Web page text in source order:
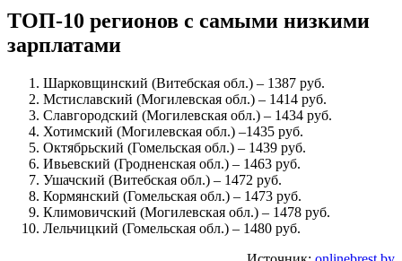
ТОП-10 регионов с самыми низкими
зарплатами
Шарковщинский (Витебская обл.) – 1387 руб.
Мстиславский (Могилевская обл.) – 1414 руб.
Славгородский (Могилевская обл.) – 1434 руб.
Хотимский (Могилевская обл.) –1435 руб.
Октябрьский (Гомельская обл.) – 1439 руб.
Ивьевский (Гродненская обл.) – 1463 руб.
Ушачский (Витебская обл.) – 1472 руб.
Кормянский (Гомельская обл.) – 1473 руб.
Климовичский (Могилевская обл.) – 1478 руб.
Лельчицкий (Гомельская обл.) – 1480 руб.